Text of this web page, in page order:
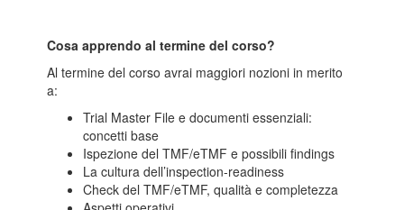
Cosa apprendo al termine del corso?
Al termine del corso avrai maggiori nozioni in merito
a:
Trial Master File e documenti essenziali:
concetti base
Ispezione del TMF/eTMF e possibili findings
La cultura dell’inspection-readiness
Check del TMF/eTMF, qualità e completezza